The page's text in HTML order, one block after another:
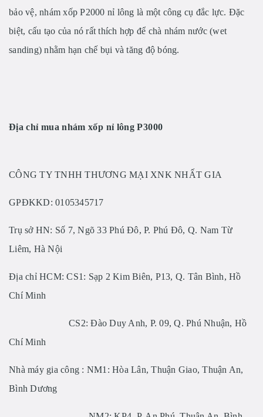
bảo vệ, nhám xốp P2000 nỉ lông là một công cụ đắc lực. Đặc
biệt, cấu tạo của nó rất thích hợp để chà nhám nước (wet
sanding) nhằm hạn chế bụi và tăng độ bóng.
Địa chỉ mua nhám xốp nỉ lông P3000
CÔNG TY TNHH THƯƠNG MẠI XNK NHẤT GIA
GPĐKKD: 0105345717
Trụ sở HN: Số 7, Ngõ 33 Phú Đô, P. Phú Đô, Q. Nam Từ
Liêm, Hà Nội
Địa chỉ HCM: CS1: Sạp 2 Kim Biên, P13, Q. Tân Bình, Hồ
Chí Minh
CS2: Đào Duy Anh, P. 09, Q. Phú Nhuận, Hồ
Chí Minh
Nhà máy gia công : NM1: Hòa Lân, Thuận Giao, Thuận An,
Bình Dương